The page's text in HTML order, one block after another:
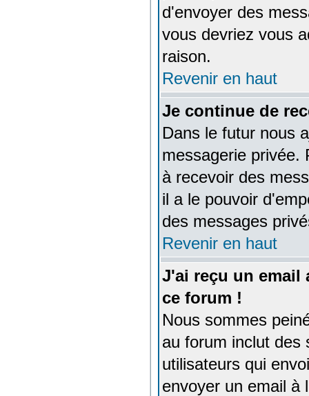
d'envoyer des
vous devriez vous
raison.
Revenir en haut
Je continue de
Dans le futur nous
messagerie privée.
à recevoir des
il a le pouvoir
des messages
Revenir en haut
J'ai reçu un email
ce forum !
Nous sommes
au forum inclut des
utilisateurs qui
envoyer un email à